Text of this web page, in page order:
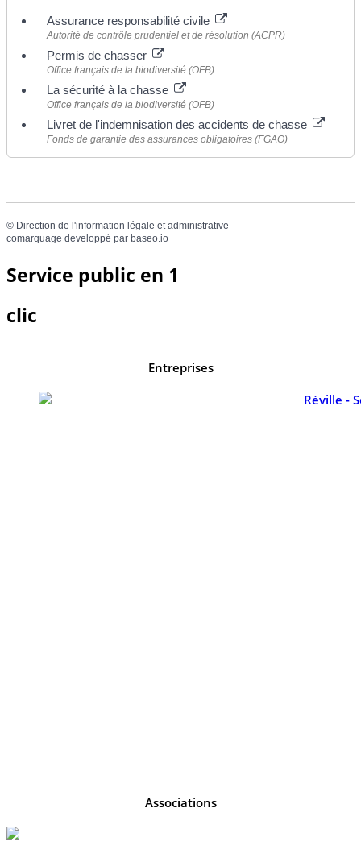
Assurance responsabilité civile
Autorité de contrôle prudentiel et de résolution (ACPR)
Permis de chasser
Office français de la biodiversité (OFB)
La sécurité à la chasse
Office français de la biodiversité (OFB)
Livret de l'indemnisation des accidents de chasse
Fonds de garantie des assurances obligatoires (FGAO)
© Direction de l'information légale et administrative
comarquage developpé par baseo.io
Service public en 1
clic
Entreprises
Associations